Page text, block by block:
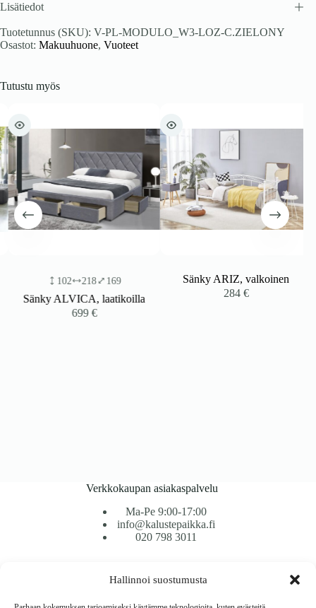
Hallinnoi suostumusta
Lisätiedot
Tuotetunnus (SKU): V-PL-MODULO_W3-LOZ-C.ZIELONY
Osastot: Makuuhuone, Vuoteet
Tutustu myös
102 218 169
Sänky ALVICA, laatikoilla
699€
Sänky ARIZ, valkoinen
284€
Verkkokaupan asiakaspalvelu
Ma-Pe 9:00-17:00
info@kalustepaikka.fi
020 798 3011
Maksutavat